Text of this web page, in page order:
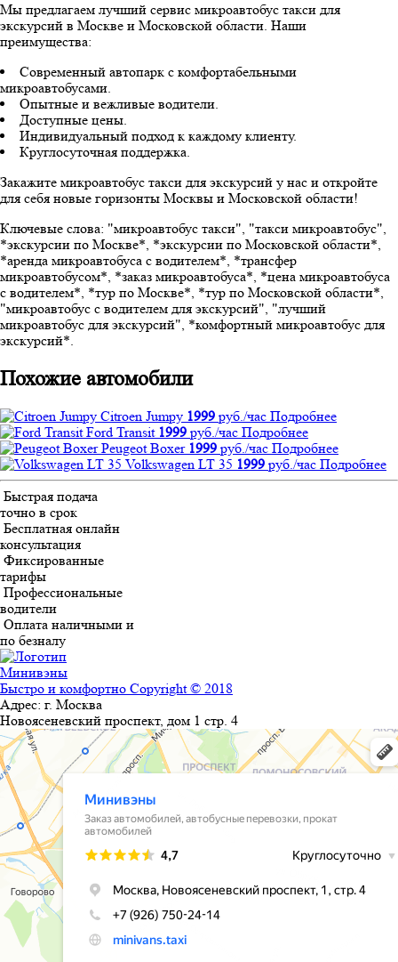
Мы предлагаем лучший сервис микроавтобус такси для
экскурсий в Москве и Московской области. Наши
преимущества:
Современный автопарк с комфортабельными
микроавтобусами.
Опытные и вежливые водители.
Доступные цены.
Индивидуальный подход к каждому клиенту.
Круглосуточная поддержка.
Закажите микроавтобус такси для экскурсий у нас и откройте
для себя новые горизонты Москвы и Московской области!
Ключевые слова: "микроавтобус такси", "такси микроавтобус",
*экскурсии по Москве*, *экскурсии по Московской области*,
*аренда микроавтобуса с водителем*, *трансфер
микроавтобусом*, *заказ микроавтобуса*, *цена микроавтобуса
с водителем*, *тур по Москве*, *тур по Московской области*,
"микроавтобус с водителем для экскурсий", "лучший
микроавтобус для экскурсий", *комфортный микроавтобус для
экскурсий*.
Похожие автомобили
Citroen Jumpy 1999 руб./час Подробнее
Ford Transit 1999 руб./час Подробнее
Peugeot Boxer 1999 руб./час Подробнее
Volkswagen LT 35 1999 руб./час Подробнее
Быстрая подача
точно в срок
Бесплатная онлайн
консультация
Фиксированные
тарифы
Профессиональные
водители
Оплата наличными и
по безналу
Минивэны
Быстро и комфортно Copyright © 2018
Адрес: г. Москва
Новоясеневский проспект, дом 1 стр. 4